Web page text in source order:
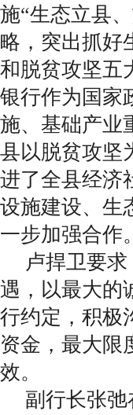
施“生态立县
略，突出抓好
和脱贫攻坚五
银行作为国家
施、基础产业
县以脱贫攻坚
进了全县经济
设施建设、生
一步加强合作。
卢捍卫要
遇，以最大的
行约定，积极
资金，最大限
效。
副行长张